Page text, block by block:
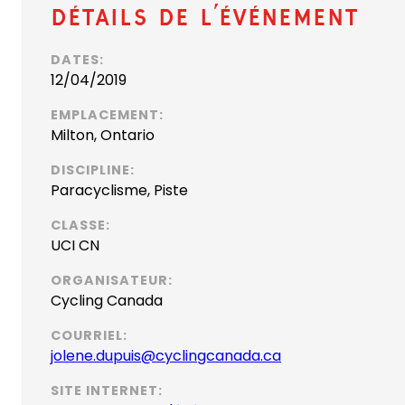
Détails de l’événement
DATES:
12/04/2019
EMPLACEMENT:
Milton, Ontario
DISCIPLINE:
Paracyclisme, Piste
CLASSE:
UCI CN
ORGANISATEUR:
Cycling Canada
COURRIEL:
jolene.dupuis@cyclingcanada.ca(
SITE INTERNET: